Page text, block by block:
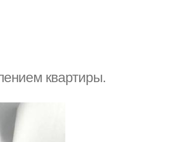
квартиры.